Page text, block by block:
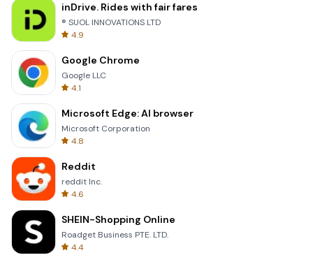
inDrive. Rides with fair fares
® SUOL INNOVATIONS LTD
4.9
Google Chrome
Google LLC
4.1
Microsoft Edge: AI browser
Microsoft Corporation
4.8
Reddit
reddit Inc.
4.6
SHEIN-Shopping Online
Roadget Business PTE. LTD.
4.4